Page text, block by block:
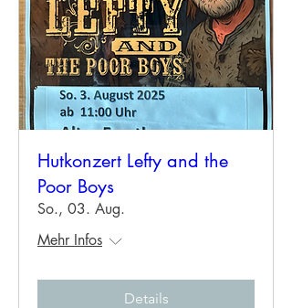
Hutkonzert Lefty and the
Poor Boys
So., 03. Aug.
Mehr Infos
Details